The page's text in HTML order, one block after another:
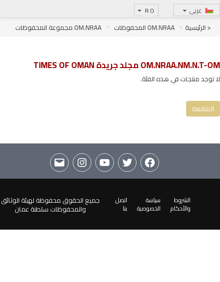
عربى RO
< الرئيسية OM.NRAA المحفوظات
OM.NRAA مجموعة المحفوظات
OM.NRAA.NM رصيد الجرائد والمجلات - العمانية
OM.NRAA.NM.N الجرائد
OM.NRAA.NM.N.T-OM مجلد جريدة TIMES OF OMAN
OM.NRAA.NM.N.T-OM مجلد جريدة TIMES OF OMAN
لا توجد منتجات في هذه الفئة.
المتابعة
الشروط
والأحكام
سياسة
الخصوصية
اتصل
بنا
جميع الحقوق محفوظة لهيئة الوثائق
والمحفوظات سلطنة عمان